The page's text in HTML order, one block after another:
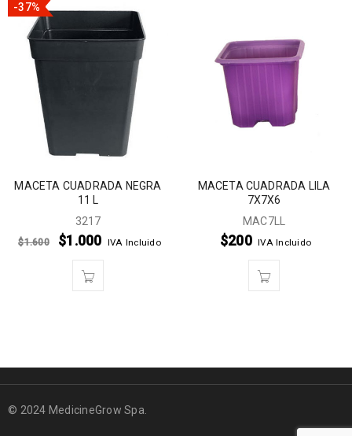
-37%
MACETA CUADRADA NEGRA
11 L
3217
$1.600 $1.000 IVA Incluido
MACETA CUADRADA LILA
7X7X6
MAC7LL
$200 IVA Incluido
© 2024 MedicineGrow Spa.